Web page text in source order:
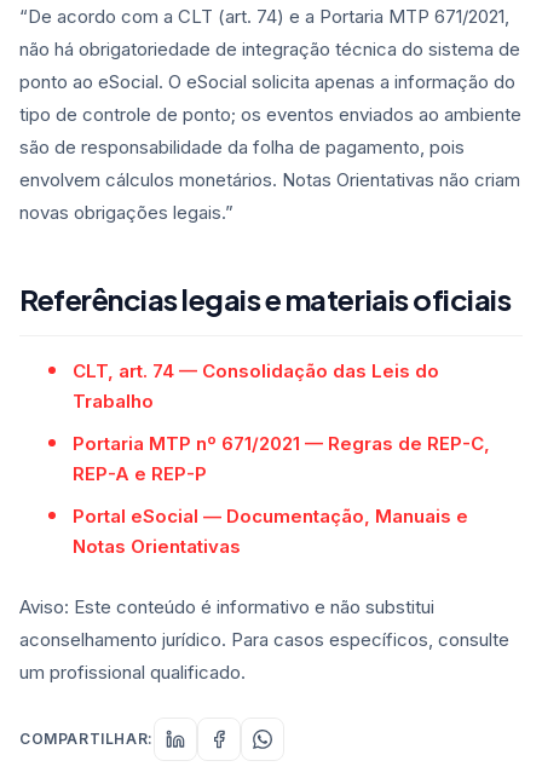
“De acordo com a CLT (art. 74) e a Portaria MTP 671/2021,
não há obrigatoriedade de integração técnica do sistema de
ponto ao eSocial. O eSocial solicita apenas a informação do
tipo de controle de ponto; os eventos enviados ao ambiente
são de responsabilidade da folha de pagamento, pois
envolvem cálculos monetários. Notas Orientativas não criam
novas obrigações legais.”
Referências legais e materiais oficiais
CLT, art. 74 — Consolidação das Leis do
Trabalho
Portaria MTP nº 671/2021 — Regras de REP-C,
REP-A e REP-P
Portal eSocial — Documentação, Manuais e
Notas Orientativas
Aviso: Este conteúdo é informativo e não substitui
aconselhamento jurídico. Para casos específicos, consulte
um profissional qualificado.
COMPARTILHAR: